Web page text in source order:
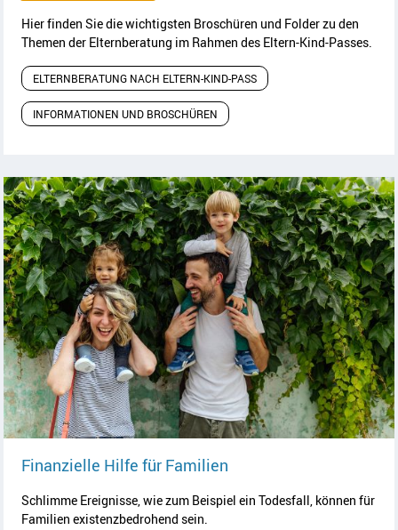
Hier finden Sie die wichtigsten Broschüren und Folder zu den
Themen der Elternberatung im Rahmen des Eltern-Kind-Passes.
ELTERNBERATUNG NACH ELTERN-KIND-PASS
INFORMATIONEN UND BROSCHÜREN
Finanzielle Hilfe für Familien
Schlimme Ereignisse, wie zum Beispiel ein Todesfall, können für
Familien existenzbedrohend sein.